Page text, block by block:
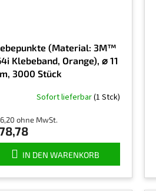
(Material: 3M™
Klebeband, Orange), ⌀ 11
3000 Stück
Sofort lieferbar(1 Stck)
ohne MwSt.
IN DEN WARENKORB